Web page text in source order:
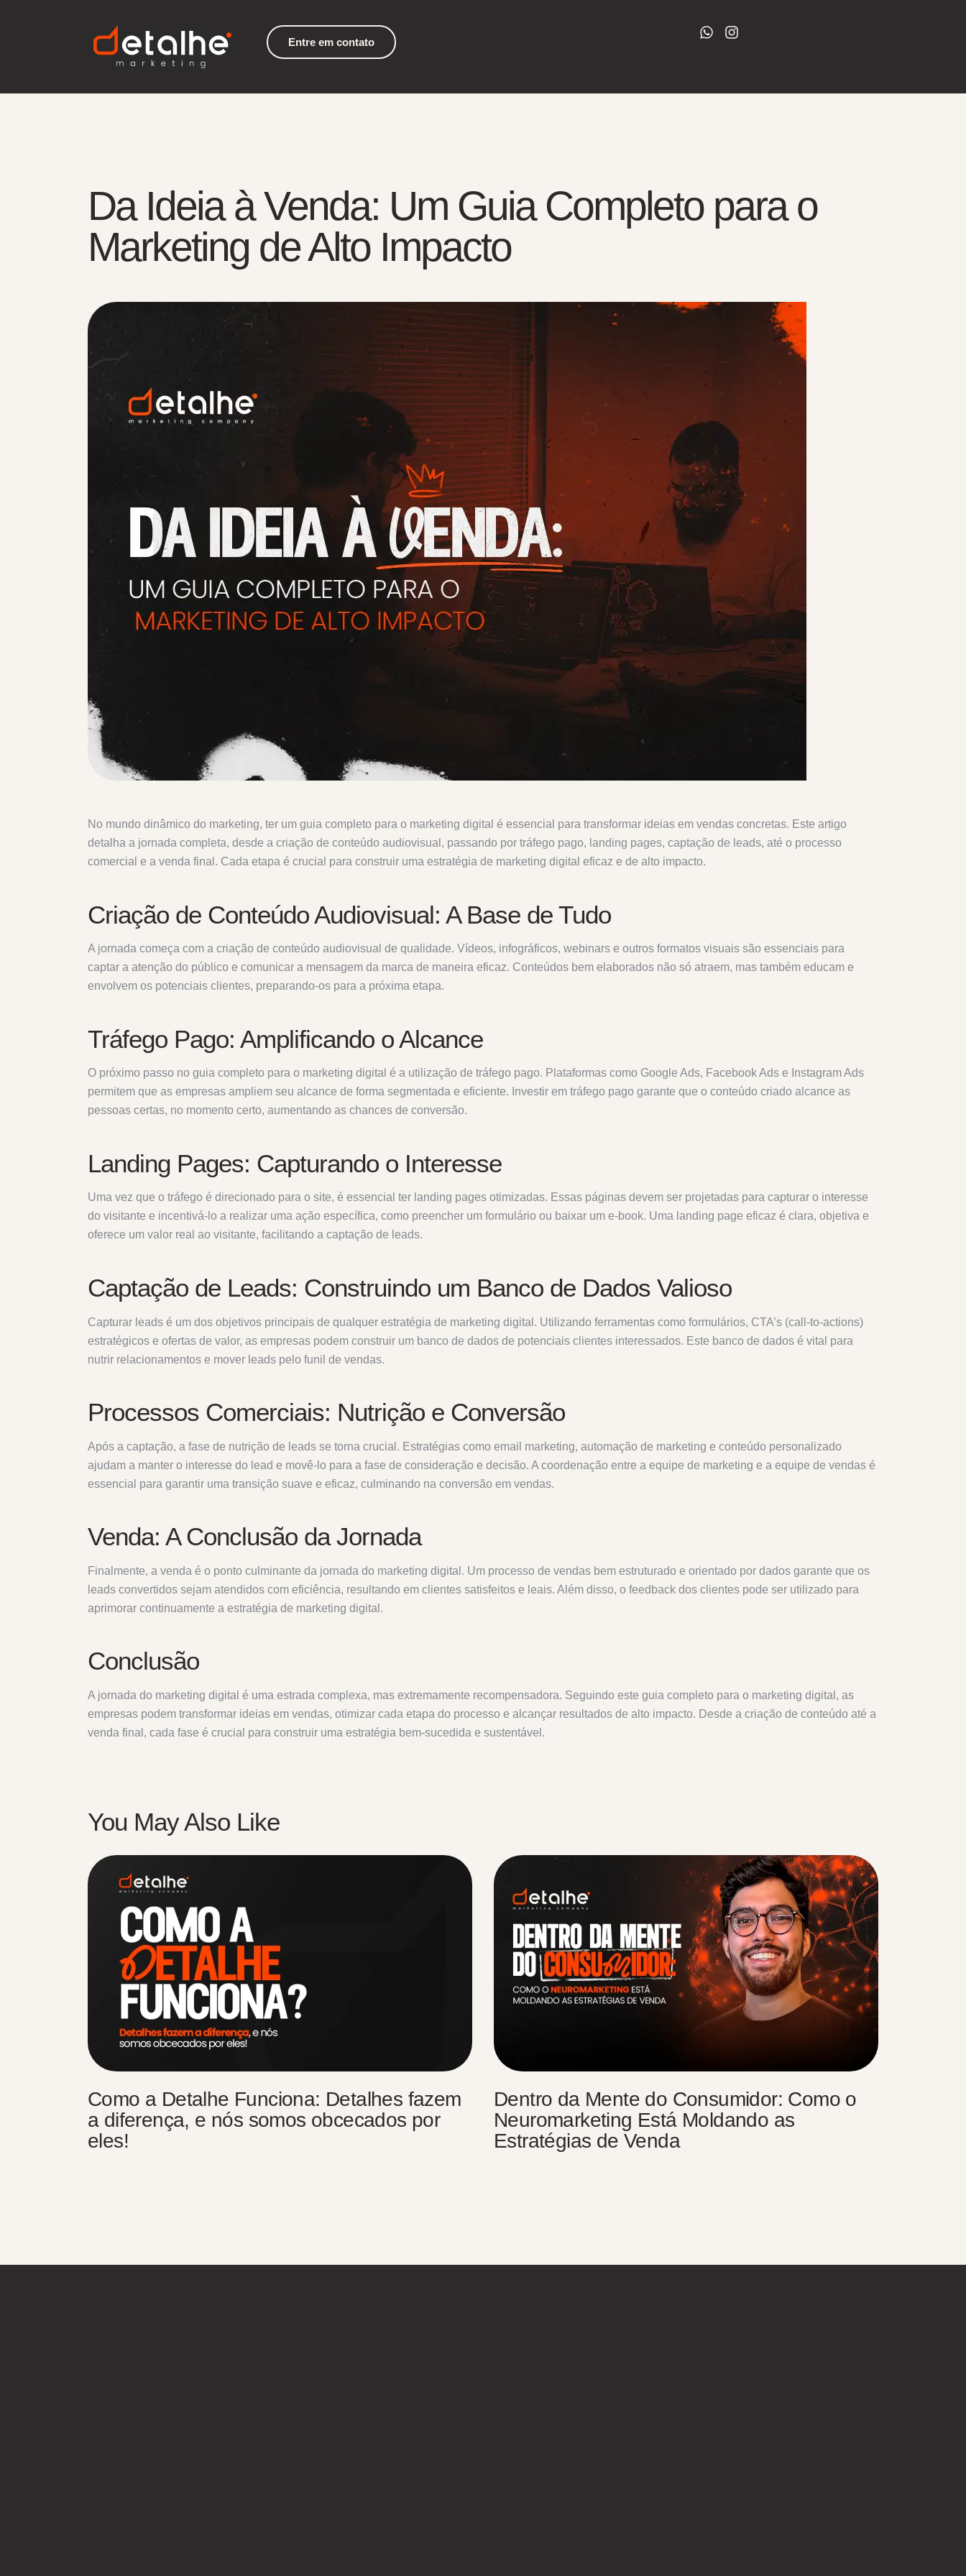
Entre em contato
Da Ideia à Venda: Um Guia Completo para o
Marketing de Alto Impacto
No mundo dinâmico do marketing, ter um guia completo para o marketing digital é essencial para transformar ideias em vendas concretas. Este artigo
detalha a jornada completa, desde a criação de conteúdo audiovisual, passando por tráfego pago, landing pages, captação de leads, até o processo
comercial e a venda final. Cada etapa é crucial para construir uma estratégia de marketing digital eficaz e de alto impacto.
Criação de Conteúdo Audiovisual: A Base de Tudo
A jornada começa com a criação de conteúdo audiovisual de qualidade. Vídeos, infográficos, webinars e outros formatos visuais são essenciais para
captar a atenção do público e comunicar a mensagem da marca de maneira eficaz. Conteúdos bem elaborados não só atraem, mas também educam e
envolvem os potenciais clientes, preparando-os para a próxima etapa.
Tráfego Pago: Amplificando o Alcance
O próximo passo no guia completo para o marketing digital é a utilização de tráfego pago. Plataformas como Google Ads, Facebook Ads e Instagram Ads
permitem que as empresas ampliem seu alcance de forma segmentada e eficiente. Investir em tráfego pago garante que o conteúdo criado alcance as
pessoas certas, no momento certo, aumentando as chances de conversão.
Landing Pages: Capturando o Interesse
Uma vez que o tráfego é direcionado para o site, é essencial ter landing pages otimizadas. Essas páginas devem ser projetadas para capturar o interesse
do visitante e incentivá-lo a realizar uma ação específica, como preencher um formulário ou baixar um e-book. Uma landing page eficaz é clara, objetiva e
oferece um valor real ao visitante, facilitando a captação de leads.
Captação de Leads: Construindo um Banco de Dados Valioso
Capturar leads é um dos objetivos principais de qualquer estratégia de marketing digital. Utilizando ferramentas como formulários, CTA’s (call-to-actions)
estratégicos e ofertas de valor, as empresas podem construir um banco de dados de potenciais clientes interessados. Este banco de dados é vital para
nutrir relacionamentos e mover leads pelo funil de vendas.
Processos Comerciais: Nutrição e Conversão
Após a captação, a fase de nutrição de leads se torna crucial. Estratégias como email marketing, automação de marketing e conteúdo personalizado
ajudam a manter o interesse do lead e movê-lo para a fase de consideração e decisão. A coordenação entre a equipe de marketing e a equipe de vendas é
essencial para garantir uma transição suave e eficaz, culminando na conversão em vendas.
Venda: A Conclusão da Jornada
Finalmente, a venda é o ponto culminante da jornada do marketing digital. Um processo de vendas bem estruturado e orientado por dados garante que os
leads convertidos sejam atendidos com eficiência, resultando em clientes satisfeitos e leais. Além disso, o feedback dos clientes pode ser utilizado para
aprimorar continuamente a estratégia de marketing digital.
Conclusão
A jornada do marketing digital é uma estrada complexa, mas extremamente recompensadora. Seguindo este guia completo para o marketing digital, as
empresas podem transformar ideias em vendas, otimizar cada etapa do processo e alcançar resultados de alto impacto. Desde a criação de conteúdo até a
venda final, cada fase é crucial para construir uma estratégia bem-sucedida e sustentável.
You May Also Like
Como a Detalhe Funciona: Detalhes fazem
a diferença, e nós somos obcecados por
eles!
Dentro da Mente do Consumidor: Como o
Neuromarketing Está Moldando as
Estratégias de Venda